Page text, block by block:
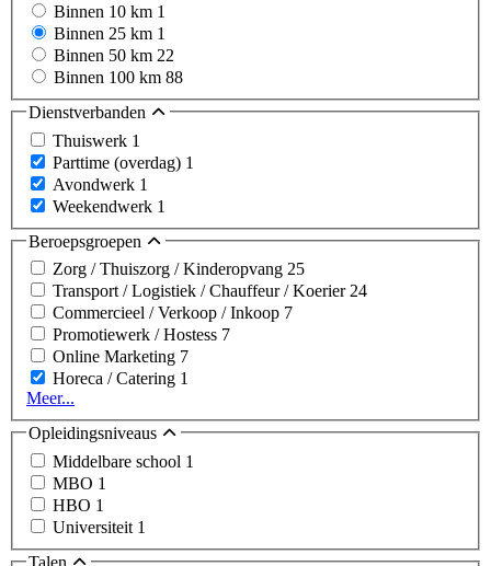
Binnen 10 km 1
Binnen 25 km 1
Binnen 50 km 22
Binnen 100 km 88
Dienstverbanden
Thuiswerk 1
Parttime (overdag) 1
Avondwerk 1
Weekendwerk 1
Beroepsgroepen
Zorg / Thuiszorg / Kinderopvang 25
Transport / Logistiek / Chauffeur / Koerier24
Commercieel / Verkoop / Inkoop 7
Promotiewerk / Hostess 7
Online Marketing 7
Horeca / Catering 1
Meer...
Opleidingsniveaus
Middelbare school 1
MBO 1
HBO 1
Universiteit 1
Talen